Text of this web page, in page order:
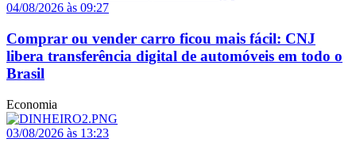
04/08/2026 às 09:27
Comprar ou vender carro ficou mais fácil: CNJ
libera transferência digital de automóveis em todo o
Brasil
Economia
03/08/2026 às 13:23